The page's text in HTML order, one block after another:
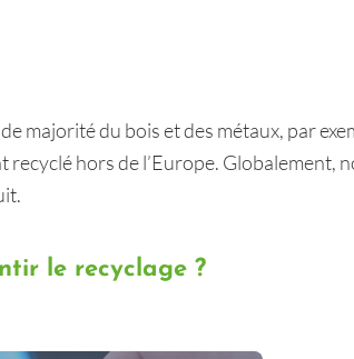
majorité du bois et des métaux, par
hors de l’Europe. Globalement,
le recyclage ?